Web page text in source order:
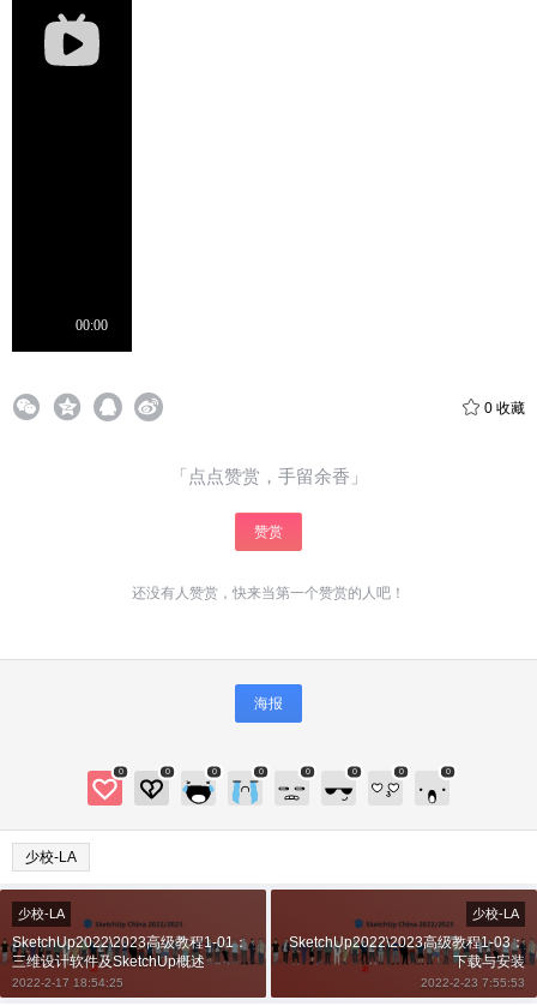
0 收藏
「点点赞赏，手留余香」
赞赏
还没有人赞赏，快来当第一个赞赏的人吧！
海报
0 0 0 0 0 0 0 0
少校-LA
5 元
微信支付
少校-LA
SketchUp2022\2023高级教程1-01：
三维设计软件及SketchUp概述
2022-2-17 18:54:25
少校-LA
SketchUp2022\2023高级教程1-03：
下载与安装
2022-2-23 7:55:53
您没有权限发布内容，请购买会员或者提升权
6位以上
6位以上